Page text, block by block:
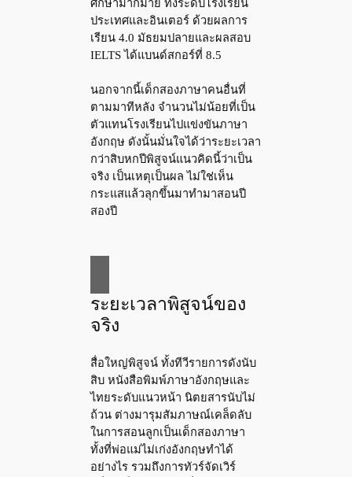
ศึกษามากมาย ทั้งระดับโรงเรียน
ประเทศและอินเตอร์ ด้วยผลการ
เรียน 4.0 มัธยมปลายและผลสอบ
IELTS ได้แบนด์สกอร์ที่ 8.5
นอกจากนี้เด็กสองภาษาคนอื่นที่
ตามมาทีหลัง จำนวนไม่น้อยที่เป็น
ตัวแทนโรงเรียนไปแข่งขันภาษา
อังกฤษ ดังนั้นมั่นใจได้ว่าระยะเวลา
กว่าสิบหกปีพิสูจน์แนวคิดนี้ว่าเป็น
จริง เป็นเหตุเป็นผล ไม่ใช่เห็น
กระแสแล้วลุกขึ้นมาทำมาสอนปี
สองปี
ระยะเวลาพิสูจน์ของ
จริง
สื่อใหญ่พิสูจน์ ทั้งทีวีรายการดังนับ
สิบ หนังสือพิมพ์ภาษาอังกฤษและ
ไทยระดับแนวหน้า นิตยสารนับไม่
ถ้วน ต่างมารุมสัมภาษณ์เคล็ดลับ
ในการสอนลูกเป็นเด็กสองภาษา
ทั้งที่พ่อแม่ไม่เก่งอังกฤษทำได้
อย่างไร รวมถึงการทัวร์จัดเวิร์